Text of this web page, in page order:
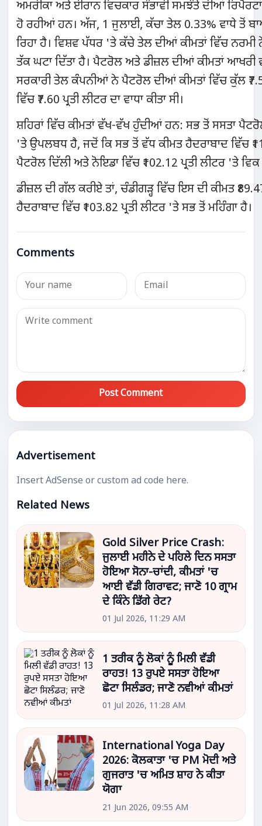
ਅਮਰੀਕਾ ਅਤੇ ਈਰਾਨ ਵਿਚਕਾਰ ਸੰਭਾਵੀ ਸਮਝੌਤੇ ਦੀਆਂ
ਹੋ ਰਹੀਆਂ ਹਨ। ਅੱਜ, 1 ਜੁਲਾਈ, ਕੱਚਾ ਤੇਲ 0.33% ਵਾਧੇ ਤੋਂ
ਰਿਹਾ ਹੈ। ਵਿਸ਼ਵ ਪੱਧਰ 'ਤੇ ਕੱਚੇ ਤੇਲ ਦੀਆਂ ਕੀਮਤਾਂ ਵਿੱਚ
ਤੱਕ ਘਟਾ ਦਿੱਤਾ ਹੈ। ਪੈਟਰੋਲ ਅਤੇ ਡੀਜ਼ਲ ਦੀਆਂ ਕੀਮਤਾਂ
ਸਰਕਾਰੀ ਤੇਲ ਕੰਪਨੀਆਂ ਨੇ ਪੈਟਰੋਲ ਦੀਆਂ ਕੀਮਤਾਂ ਵਿੱਚ ਕੁੱਲ
ਵਿੱਚ ₹7.60 ਪ੍ਰਤੀ ਲੀਟਰ ਦਾ ਵਾਧਾ ਕੀਤਾ ਸੀ।
ਸ਼ਹਿਰਾਂ ਵਿੱਚ ਕੀਮਤਾਂ ਵੱਖ-ਵੱਖ ਹੁੰਦੀਆਂ ਹਨ: ਸਭ ਤੋਂ ਸਸਤਾ ਪੈਟਰੋਲ
'ਤੇ ਉਪਲਬਧ ਹੈ, ਜਦੋਂ ਕਿ ਸਭ ਤੋਂ ਵੱਧ ਕੀਮਤ ਹੈਦਰਾਬਾਦ ਵਿੱਚ
ਪੈਟਰੋਲ ਦਿੱਲੀ ਅਤੇ ਨੋਇਡਾ ਵਿੱਚ ₹102.12 ਪ੍ਰਤੀ ਲੀਟਰ 'ਤੇ ਵਿਕ
ਡੀਜ਼ਲ ਦੀ ਗੱਲ ਕਰੀਏ ਤਾਂ, ਚੰਡੀਗੜ੍ਹ ਵਿੱਚ ਇਸ ਦੀ ਕੀਮਤ
ਹੈਦਰਾਬਾਦ ਵਿੱਚ ₹103.82 ਪ੍ਰਤੀ ਲੀਟਰ 'ਤੇ ਸਭ ਤੋਂ ਮਹਿੰਗਾ ਹੈ।
Comments
Post Comment
Advertisement
Insert AdSense or custom ad code here.
Related News
Gold Silver Price Crash:
ਜੁਲਾਈ ਮਹੀਨੇ ਦੇ ਪਹਿਲੇ ਦਿਨ ਸਸਤਾ
ਹੋਇਆ ਸੋਨਾ-ਚਾਂਦੀ, ਕੀਮਤਾਂ 'ਚ
ਆਈ ਵੱਡੀ ਗਿਰਾਵਟ; ਜਾਣੋ 10 ਗ੍ਰਾਮ
ਦੇ ਕਿੰਨੇ ਡਿੱਗੇ ਰੇਟ?
01 Jul 2026, 11:29 AM
1 ਤਰੀਕ ਨੂੰ ਲੋਕਾਂ ਨੂੰ ਮਿਲੀ ਵੱਡੀ
ਰਾਹਤ! 13 ਰੁਪਏ ਸਸਤਾ ਹੋਇਆ
ਛੋਟਾ ਸਿਲੰਡਰ; ਜਾਣੋ ਨਵੀਆਂ ਕੀਮਤਾਂ
01 Jul 2026, 11:28 AM
International Yoga Day
2026: ਕੋਲਕਾਤਾ 'ਚ PM ਮੋਦੀ ਅਤੇ
ਗੁਜਰਾਤ 'ਚ ਅਮਿਤ ਸ਼ਾਹ ਨੇ ਕੀਤਾ
ਯੋਗਾ
21 Jun 2026, 09:55 AM